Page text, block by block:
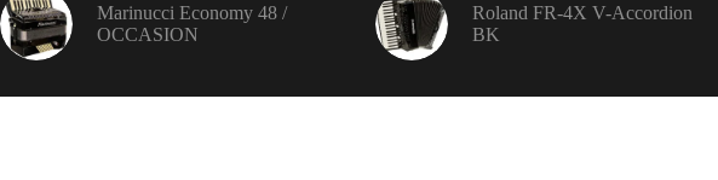
Marinucci Economy 48 /
OCCASION
Roland FR-4X V-Accordion
BK